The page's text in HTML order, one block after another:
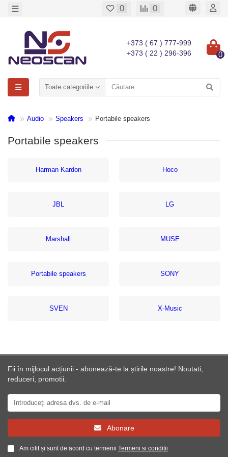
0 0
+373 ( 67 ) 777-999
+373 ( 22 ) 296-396
0
Toate categoriile
Audio Speakers Portabile speakers
Portabile speakers
Harman Kardon Hoco
JBL LG
Marshall MUSE
Portabile speakers SONY
SVEN X-Music
Fii în mijlocul acțiunii - abonează-te la știrile noastre! Noutati,
reduceri, promotii.
Abonare
Am citit și sunt de acord cu termenii Termeni si condiții